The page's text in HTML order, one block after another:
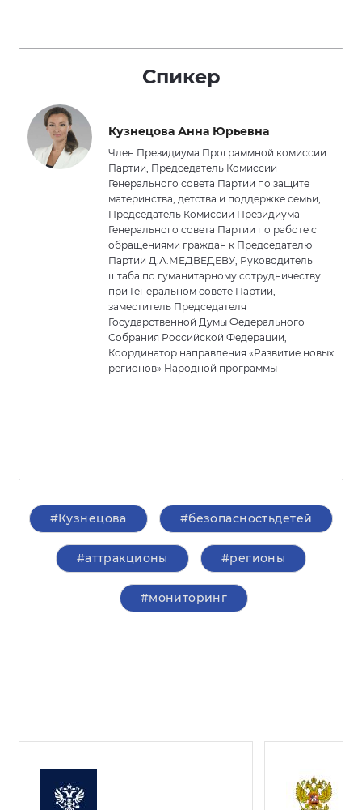
Спикер
Кузнецова Анна Юрьевна
Член Президиума Программной комиссии
Партии, Председатель Комиссии
Генерального совета Партии по защите
материнства, детства и поддержке семьи,
Председатель Комиссии Президиума
Генерального совета Партии по работе с
обращениями граждан к Председателю
Партии Д.А.МЕДВЕДЕВУ, Руководитель
штаба по гуманитарному сотрудничеству
при Генеральном совете Партии,
заместитель Председателя
Государственной Думы Федерального
Собрания Российской Федерации,
Координатор направления «Развитие новых
регионов» Народной программы
#Кузнецова #безопасностьдетей
#аттракционы #регионы
#мониторинг